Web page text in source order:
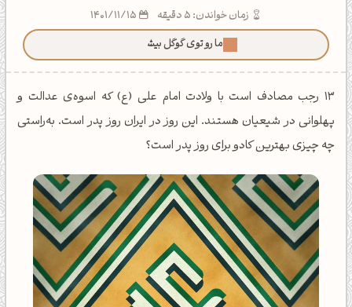
زمان خواندن: 5 دقیقه
ما رو توی گوگل بیشتر ببین!
13 رجب مصادف است با ولادت امام علی (ع) که اسوه‌ی عدالت و
پهلوانی در شیعیان هستند. این روز در ایران روز پدر است. به‌راستی
چه چیزی بهترین کادو برای روز پدر است؟